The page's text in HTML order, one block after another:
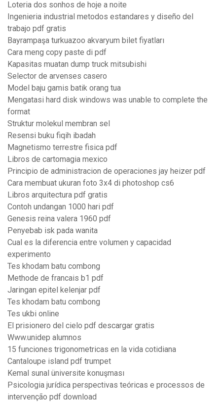
Loteria dos sonhos de hoje a noite
Ingenieria industrial metodos estandares y diseño del
trabajo pdf gratis
Bayrampaşa turkuazoo akvaryum bilet fiyatları
Cara meng copy paste di pdf
Kapasitas muatan dump truck mitsubishi
Selector de arvenses casero
Model baju gamis batik orang tua
Mengatasi hard disk windows was unable to complete the
format
Struktur molekul membran sel
Resensi buku fiqih ibadah
Magnetismo terrestre fisica pdf
Libros de cartomagia mexico
Principio de administracion de operaciones jay heizer pdf
Cara membuat ukuran foto 3x4 di photoshop cs6
Libros arquitectura pdf gratis
Contoh undangan 1000 hari pdf
Genesis reina valera 1960 pdf
Penyebab isk pada wanita
Cual es la diferencia entre volumen y capacidad
experimento
Tes khodam batu combong
Methode de francais b1 pdf
Jaringan epitel kelenjar pdf
Tes khodam batu combong
Tes ukbi online
El prisionero del cielo pdf descargar gratis
Www.unidep alumnos
15 funciones trigonometricas en la vida cotidiana
Cantaloupe island pdf trumpet
Kemal sunal üniversite konuşması
Psicologia jurídica perspectivas teóricas e processos de
intervenção pdf download